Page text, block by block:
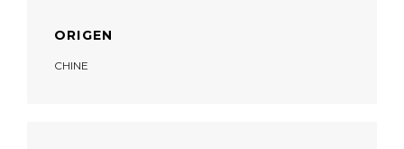
ORIGEN
CHINE